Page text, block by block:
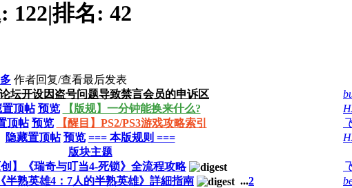
122|排名: 42
作者回复/查看最后发表
论坛开设因盗号问题导致禁言会员的申诉区
置顶帖 预览 【版规】一分钟能换来什么?
顶帖 预览 【醒目】PS2/PS3游戏攻略索引
隐藏置顶帖 预览 === 本版规则 ===
版块主题
创】《瑞奇与叮当4-死锁》全流程攻略
半熟英雄4：7人的半熟英雄》詳細指南 ...2